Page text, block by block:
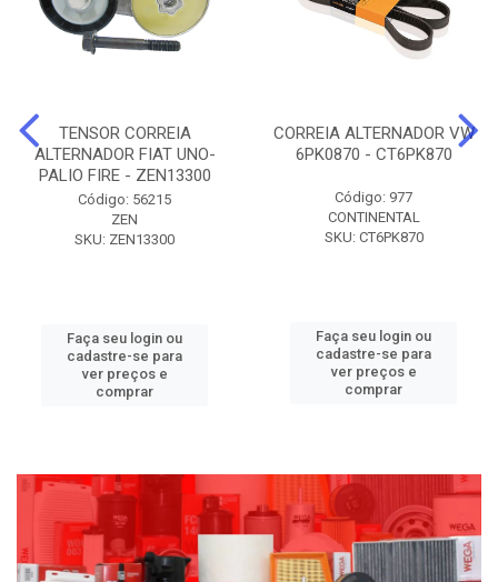
TENSOR CORREIA
ALTERNADOR FIAT UNO-
PALIO FIRE - ZEN13300
Código: 56215
ZEN
SKU: ZEN13300
Faça seu login ou
cadastre-se para
ver preços e
comprar
CORREIA ALTERNADOR VW
6PK0870 - CT6PK870
Código: 977
CONTINENTAL
SKU: CT6PK870
Faça seu login ou
cadastre-se para
ver preços e
comprar